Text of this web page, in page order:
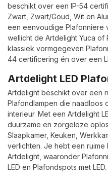
beschikt over een IP-54
Zwart, Zwart/Goud, Wit en
een eenvoudige Plafonniere
wellicht de Artdelight Yuca of
klassiek vormgegeven
44 certificering én over een
Artdelight LED
Artdelight beschikt over een
Plafondlampen die naadloos
interieur. Met een Artdelight
duurzame en zorgeloze
Slaapkamer, Keuken,
verlichten. Je hebt een ruime
Artdelight, waaronder
LED en Plafondspots met LED.